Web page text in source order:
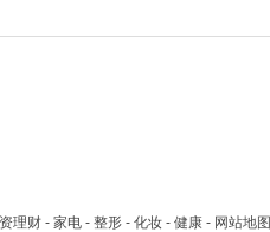
理财 - 家电 - 整形 - 化妆 - 健康 - 网站地图